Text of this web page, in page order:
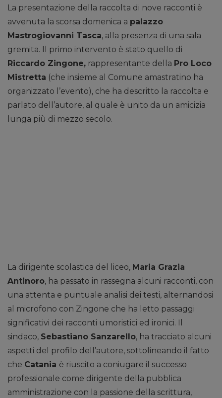
La presentazione della raccolta di nove racconti è
avvenuta la scorsa domenica a palazzo
Mastrogiovanni Tasca, alla presenza di una sala
gremita. Il primo intervento è stato quello di
Riccardo Zingone, rappresentante della Pro Loco
Mistretta (che insieme al Comune amastratino ha
organizzato l’evento), che ha descritto la raccolta e
parlato dell’autore, al quale è unito da un amicizia
lunga più di mezzo secolo.
La dirigente scolastica del liceo, Maria Grazia
Antinoro, ha passato in rassegna alcuni racconti, con
una attenta e puntuale analisi dei testi, alternandosi
al microfono con Zingone che ha letto passaggi
significativi dei racconti umoristici ed ironici. Il
sindaco, Sebastiano Sanzarello, ha tracciato alcuni
aspetti del profilo dell’autore, sottolineando il fatto
che Catania è riuscito a coniugare il successo
professionale come dirigente della pubblica
amministrazione con la passione della scrittura,